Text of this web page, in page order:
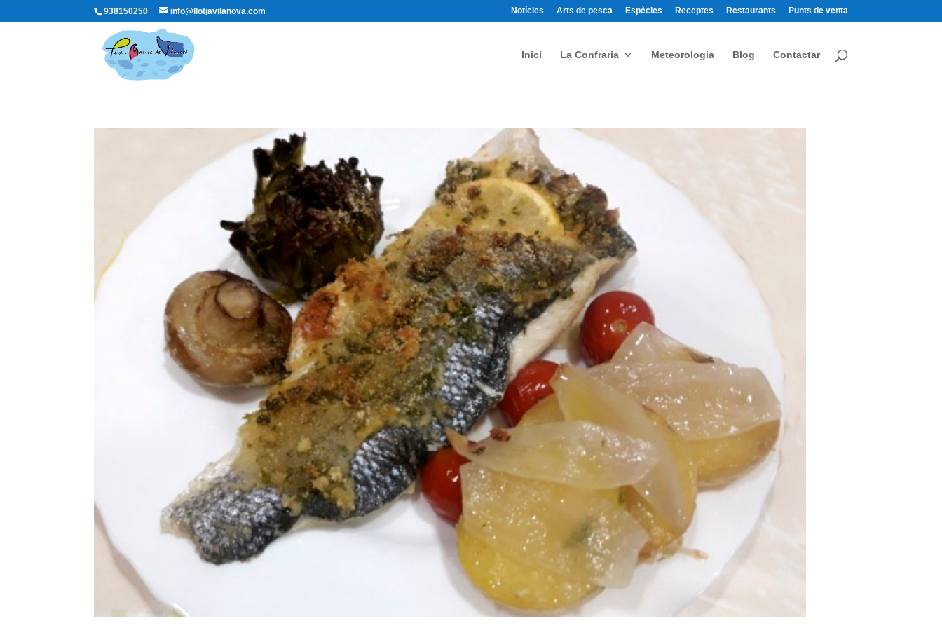
938150250 info@llotjavilanova.com Notícies Arts de pesca Espècies Receptes Restaurants Punts de venta
Inici La Confraria Meteorologia Blog Contactar